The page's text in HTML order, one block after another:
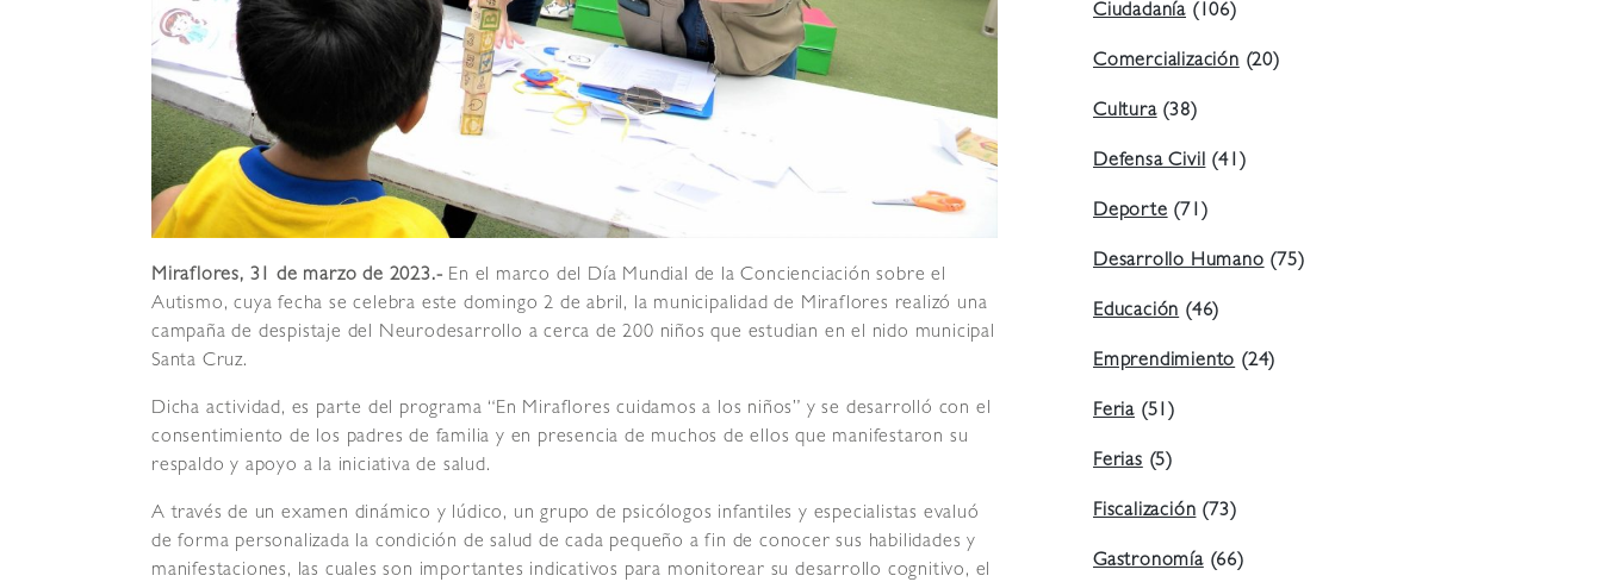
Miraflores, 31 de marzo de 2023.- En el marco del Día Mundial de la Concienciación sobre el
Autismo, cuya fecha se celebra este domingo 2 de abril, la municipalidad de Miraflores realizó una
campaña de despistaje del Neurodesarrollo a cerca de 200 niños que estudian en el nido municipal
Santa Cruz.
Dicha actividad, es parte del programa “En Miraflores cuidamos a los niños” y se desarrolló con el
consentimiento de los padres de familia y en presencia de muchos de ellos que manifestaron su
respaldo y apoyo a la iniciativa de salud.
A través de un examen dinámico y lúdico, un grupo de psicólogos infantiles y especialistas evaluó
de forma personalizada la condición de salud de cada pequeño a fin de conocer sus habilidades y
manifestaciones, las cuales son importantes indicativos para monitorear su desarrollo cognitivo, el
Ciudadanía (106)
Comercialización(20)
Cultura(38)
Defensa Civil(41)
Deporte(71)
Desarrollo Humano(75)
Educación(46)
Emprendimiento(24)
Feria (51)
Ferias(5)
Fiscalización(73)
Gastronomía(66)